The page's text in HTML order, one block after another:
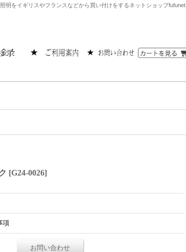
明をイギリスやフランスなどから買い付けをするネットショップfufunet
[G24-0026]
項
お問い合わせ